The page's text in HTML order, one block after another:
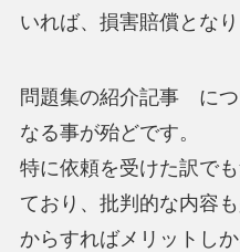
いれば、損害賠償となり
問題集の紹介記事 に
なる事が殆どです。
特に依頼を受けた訳で
ており、批判的な内容
からすればメリットしか